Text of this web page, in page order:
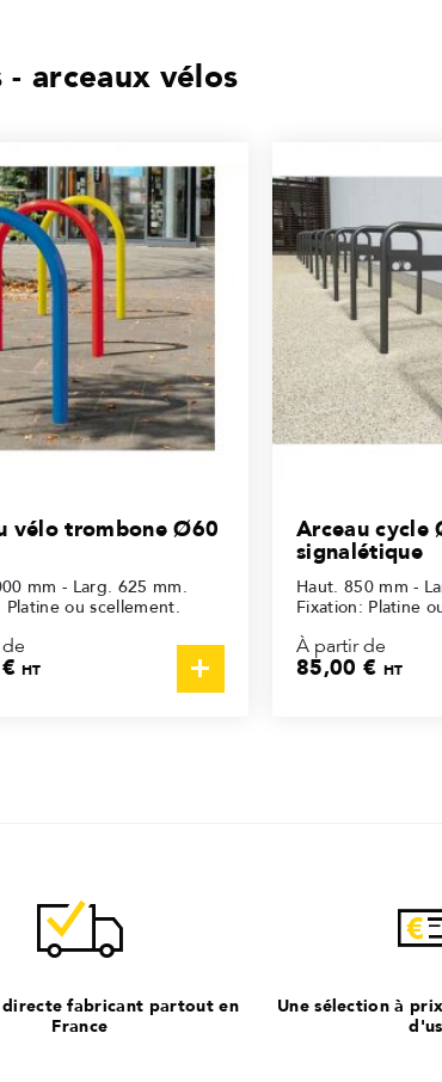
arceaux vélos
vélo trombone Ø60
mm - Larg. 625 mm.
Platine ou scellement.
€HT
Arceau cycle
signalétique
Haut. 850 mm -
Fixation: Platine
À partir de
85,00 € HT
directe fabricant partout en
France
Une sélection à